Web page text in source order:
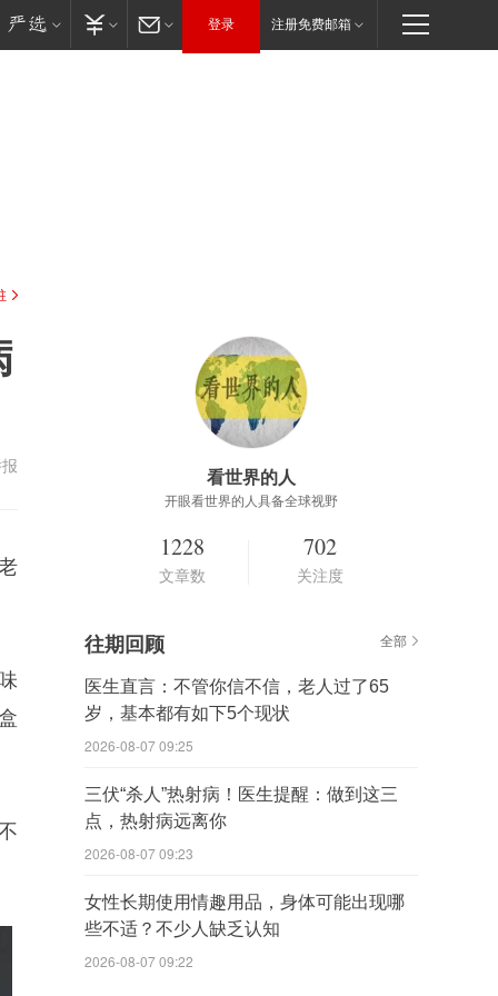
登录 注册免费邮箱
看世界的人
开眼看世界的人具备全球视野
1228
文章数
702
关注度
往期回顾 全部
医生直言：不管你信不信，老人过了65
岁，基本都有如下5个现状
2026-08-07 09:25
三伏“杀人”热射病！医生提醒：做到这三
点，热射病远离你
2026-08-07 09:23
女性长期使用情趣用品，身体可能出现哪
些不适？不少人缺乏认知
2026-08-07 09:22